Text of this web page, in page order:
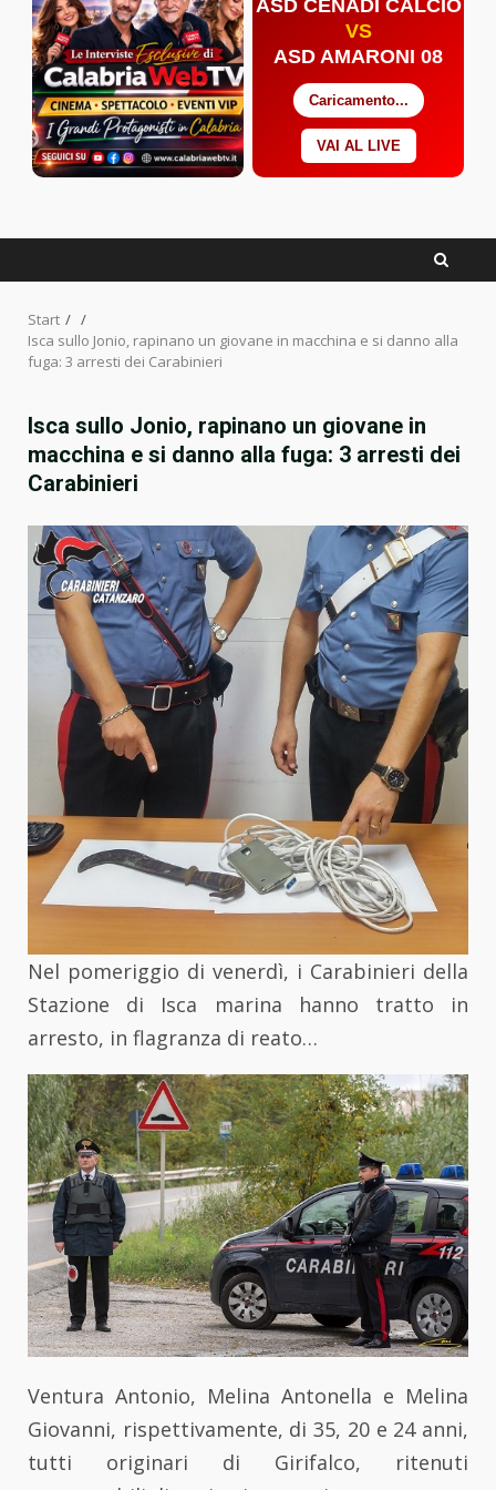
ASD CENADI CALCIO
VS
ASD AMARONI 08
Caricamento...
VAI AL LIVE
Start
Isca sullo Jonio, rapinano un giovane in macchina e si danno alla
fuga: 3 arresti dei Carabinieri
Isca sullo Jonio, rapinano un giovane in
macchina e si danno alla fuga: 3 arresti dei
Carabinieri
Nel pomeriggio di venerdì, i Carabinieri della
Stazione di Isca marina hanno tratto in
arresto, in flagranza di reato…
Ventura Antonio, Melina Antonella e Melina
Giovanni, rispettivamente, di 35, 20 e 24 anni,
tutti originari di Girifalco, ritenuti